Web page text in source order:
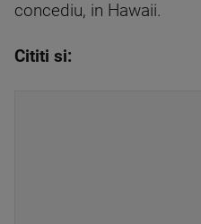
concediu, in Hawaii.
Cititi si: